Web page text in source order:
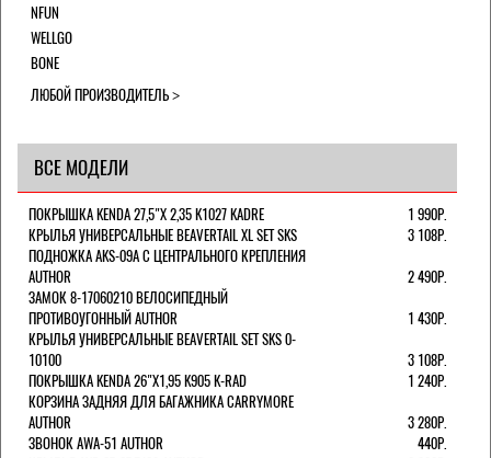
NFUN
WELLGO
BONE
ЛЮБОЙ ПРОИЗВОДИТЕЛЬ
ВСЕ МОДЕЛИ
ПОКРЫШКА KENDA 27,5"Х 2,35 K1027 KADRE
1 990Р.
КРЫЛЬЯ УНИВЕРСАЛЬНЫЕ BEAVERTAIL XL SET SKS
3 108Р.
ПОДНОЖКА AKS-09A C ЦЕНТРАЛЬНОГО КРЕПЛЕНИЯ
AUTHOR
2 490Р.
ЗАМОК 8-17060210 ВЕЛОСИПЕДНЫЙ
ПРОТИВОУГОННЫЙ AUTHOR
1 430Р.
КРЫЛЬЯ УНИВЕРСАЛЬНЫЕ BEAVERTAIL SET SKS 0-
10100
3 108Р.
ПОКРЫШКА KENDA 26"Х1,95 K905 K-RAD
1 240Р.
КОРЗИНА ЗАДНЯЯ ДЛЯ БАГАЖНИКА CARRYMORE
AUTHOR
3 280Р.
ЗВОНОК AWA-51 AUTHOR
440Р.